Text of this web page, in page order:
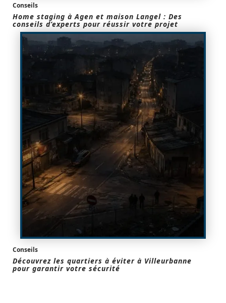
Conseils
Home staging à Agen et maison Langel : Des
conseils d’experts pour réussir votre projet
Conseils
Découvrez les quartiers à éviter à Villeurbanne
pour garantir votre sécurité